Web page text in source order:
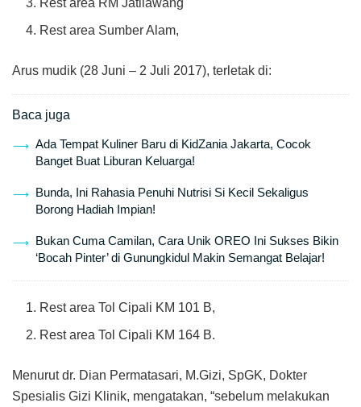
Rest area Sumber Alam,
Arus mudik (28 Juni – 2 Juli 2017), terletak di:
Baca juga
Ada Tempat Kuliner Baru di KidZania Jakarta, Cocok
Banget Buat Liburan Keluarga!
Bunda, Ini Rahasia Penuhi Nutrisi Si Kecil Sekaligus
Borong Hadiah Impian!
Bukan Cuma Camilan, Cara Unik OREO Ini Sukses Bikin
‘Bocah Pinter’ di Gunungkidul Makin Semangat Belajar!
Rest area Tol Cipali KM 101 B,
Rest area Tol Cipali KM 164 B.
Menurut dr. Dian Permatasari, M.Gizi, SpGK, Dokter
Spesialis Gizi Klinik, mengatakan, “sebelum melakukan